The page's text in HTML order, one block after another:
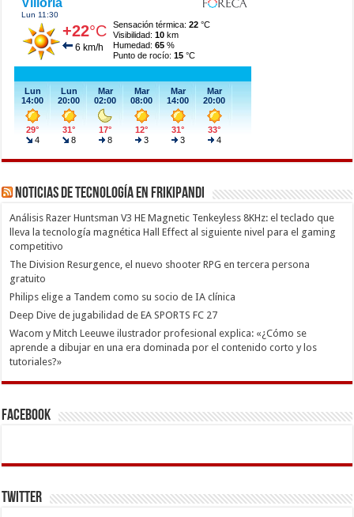
Noticias de Tecnología en Frikipandi
Análisis Razer Huntsman V3 HE Magnetic Tenkeyless 8KHz: el teclado que
lleva la tecnología magnética Hall Effect al siguiente nivel para el gaming
competitivo
The Division Resurgence, el nuevo shooter RPG en tercera persona
gratuito
Philips elige a Tandem como su socio de IA clínica
Deep Dive de jugabilidad de EA SPORTS FC 27
Wacom y Mitch Leeuwe ilustrador profesional explica: «¿Cómo se
aprende a dibujar en una era dominada por el contenido corto y los
tutoriales?»
Facebook
Twitter